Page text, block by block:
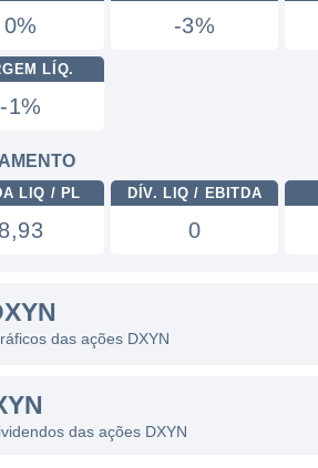
0% -3%
LÍQ.
-1%
LIQ / PL
8,93
DÍV. LIQ / EBITDA
0
das ações DXYN
das ações DXYN